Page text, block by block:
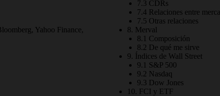
Yahoo Finance,
7.3 CDRs
7.4 Relaciones entre
7.5 Otras relaciones
8. Merval
8.1 Composición
8.2 De qué me sirve
9. Índices de Wall Street
9.1 S&P 500
9.2 Nasdaq
9.3 Dow Jones
10. FCI y ETF